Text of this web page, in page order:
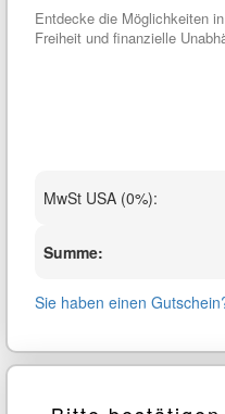
Entdecke die Möglichkeiten
Freiheit und finanzielle
MwSt USA (0%):
Summe:
Sie haben einen